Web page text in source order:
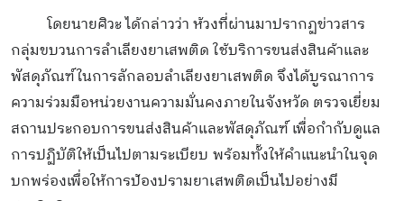
โดยนายศิวะ ได้กล่าวว่า ห้วงที่ผ่านมาปรากฏข่าวสาร
กลุ่มขบวนการลำเลียงยาเสพติด ใช้บริการขนส่งสินค้าและ
พัสดุภัณฑ์ในการลักลอบลำเลียงยาเสพติด จึงได้บูรณาการ
ความร่วมมือหน่วยงานความมั่นคงภายในจังหวัด ตรวจเยี่ยม
สถานประกอบการขนส่งสินค้าและพัสดุภัณฑ์ เพื่อกำกับดูแล
การปฏิบัติให้เป็นไปตามระเบียบ พร้อมทั้งให้คำแนะนำในจุด
บกพร่องเพื่อให้การป้องปรามยาเสพติดเป็นไปอย่างมี